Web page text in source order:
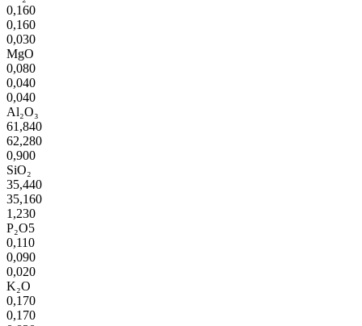
0,160
0,160
0,030
MgO
0,080
0,040
0,040
Al₂O₃
61,840
62,280
0,900
SiO₂
35,440
35,160
1,230
P₂O5
0,110
0,090
0,020
K₂O
0,170
0,170